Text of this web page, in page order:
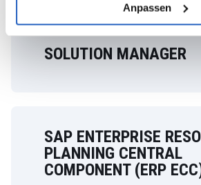
Anpassen
SOLUTION MANAGER
SAP ENTERPRISE
PLANNING СENTRAL
COMPONENT (ERP